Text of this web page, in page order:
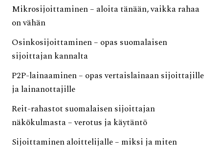
Mikrosijoittaminen – aloita tänään, vaikka rahaa
on vähän
Osinkosijoittaminen – opas suomalaisen
sijoittajan kannalta
P2P-lainaaminen – opas vertaislainaan sijoittajille
ja lainanottajille
Reit-rahastot suomalaisen sijoittajan
näkökulmasta – verotus ja käytäntö
Sijoittaminen aloittelijalle – miksi ja miten